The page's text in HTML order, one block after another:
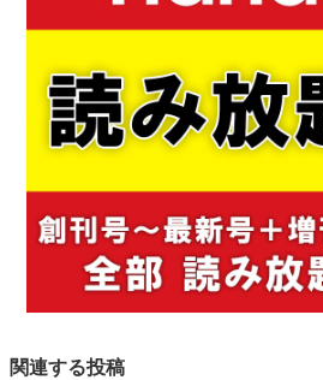
関連する投稿